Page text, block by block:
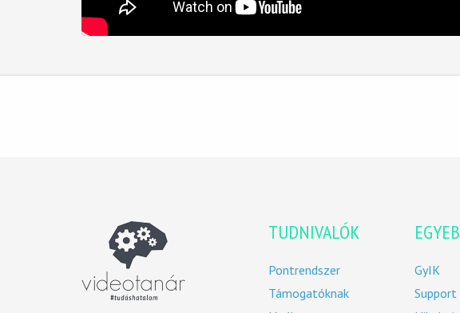
TUDNIVALÓK
Pontrendszer
Támogatóknak
GyIK
Support